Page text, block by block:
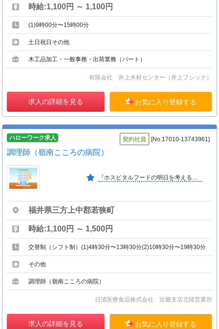
時給:1,100円 ～ 1,100円
(1)9時00分〜15時00分
土日祝日その他
木工品加工・一般事務・出荷業務（パート）
有限会社 井上木材センター（井上フシック）
求人の詳細を見る お気に入り登録する
ハローワーク求人 契約社員 [No:17010-13743961]
調理師（嶺南こころの病院）
『ホスピタルフードの明日を考える』をモットーに医療・福祉機関の給食受託業務の全国トップ企業です。
福井県三方上中郡若狭町
時給:1,100円 ～ 1,500円
交替制（シフト制）(1)4時30分〜13時30分(2)10時30分〜19時30分
その他
調理師（嶺南こころの病院）
日清医療食品株式会社 近畿支店北陸営業所
求人の詳細を見る お気に入り登録する